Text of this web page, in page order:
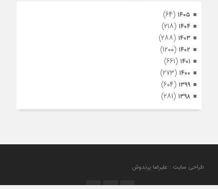
۱۴۰۵ (۶۴)
۱۴۰۴ (۲۱۸)
۱۴۰۳ (۲۸۸)
۱۴۰۲ (۱۲۰۰)
۱۴۰۱ (۶۶۱)
۱۴۰۰ (۲۷۳)
۱۳۹۹ (۶۰۴)
۱۳۹۸ (۲۸۱)
طراحی سایت : علیرضا پرندوش